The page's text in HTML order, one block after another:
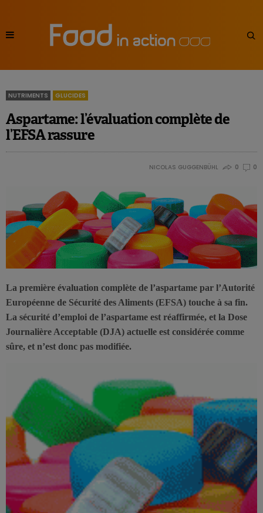
NUTRIMENTS GLUCIDES
Aspartame: l’évaluation complète de
l’EFSA rassure
NICOLAS GUGGENBÜHL 0 0
La première évaluation complète de l’aspartame par l’Autorité
Européenne de Sécurité des Aliments (EFSA) touche à sa fin.
La sécurité d’emploi de l’aspartame est réaffirmée, et la Dose
Journalière Acceptable (DJA) actuelle est considérée comme
sûre, et n’est donc pas modifiée.